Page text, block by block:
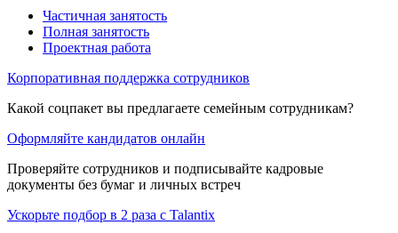
Частичная занятость
Полная занятость
Проектная работа
Корпоративная поддержка сотрудников
Какой соцпакет вы предлагаете семейным сотрудникам?
Оформляйте кандидатов онлайн
Проверяйте сотрудников и подписывайте кадровые
документы без бумаг и личных встреч
Ускорьте подбор в 2 раза с Talantix